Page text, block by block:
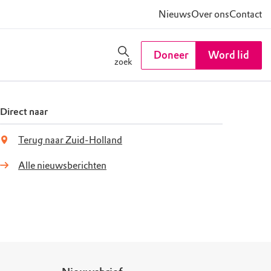
NieuwsOver onsContact
zoek
Doneer Word lid
Direct naar
Terug naar Zuid-Holland
Alle nieuwsberichten